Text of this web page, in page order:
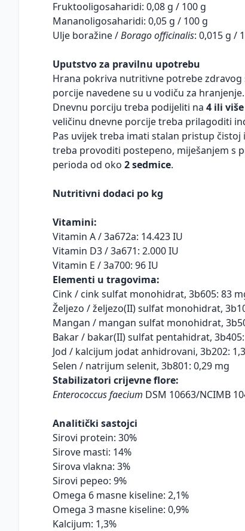
Fruktooligosaharidi: 0,08 g / 100 g
Mananoligosaharidi: 0,05 g / 100 g
Ulje boražine /Borago officinalis: 0,015 g /
Uputstvo za pravilnu upotrebu
Hrana pokriva nutritivne potrebe zdravog
porcije navedene su u vodiču za hranjenje.
Dnevnu porciju treba podijeliti na 4 ili
veličinu dnevne porcije treba prilagoditi
Pas uvijek treba imati stalan pristup
treba provoditi postepeno, miješanjem s
perioda od oko 2 sedmice.
Nutritivni dodaci po kg
Vitamini:
Vitamin A / 3a672a: 14.423 IU
Vitamin D3 / 3a671: 2.000 IU
Vitamin E / 3a700: 96 IU
Elementi u tragovima:
Cink / cink sulfat monohidrat, 3b605: 83
Željezo / željezo(II) sulfat monohidrat,
Mangan / mangan sulfat monohidrat,
Bakar / bakar(II) sulfat pentahidrat,
Jod / kalcijum jodat anhidrovani, 3b202:
Selen / natrijum selenit, 3b801: 0,29 mg
Stabilizatori crijevne flore:
Enterococcus faecium DSM 10663/NCIMB
Analitički sastojci
Sirovi protein: 30%
Sirove masti: 14%
Sirova vlakna: 3%
Sirovi pepeo: 9%
Omega 6 masne kiseline: 2,1%
Omega 3 masne kiseline: 0,9%
Kalcijum: 1,3%